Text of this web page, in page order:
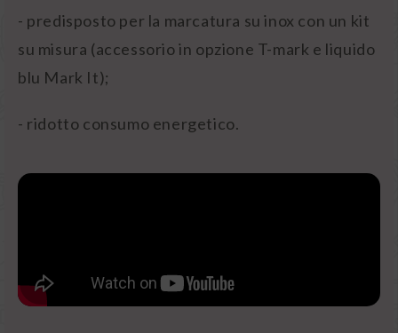
- predisposto per la marcatura su inox con un kit
su misura (accessorio in opzione T-mark e liquido
blu Mark It);
- ridotto consumo energetico.